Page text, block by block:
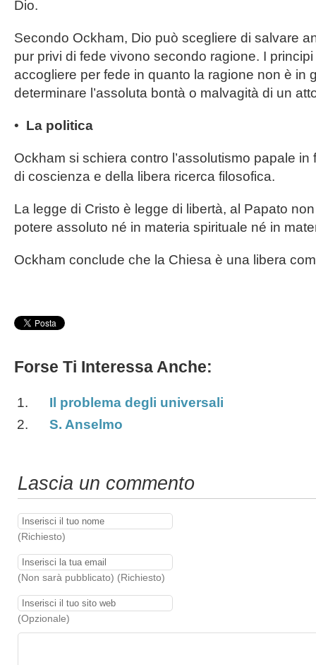
Dio.
Secondo Ockham, Dio può scegliere di salvare
pur privi di fede vivono secondo ragione. I
accogliere per fede in quanto la ragione non è in
determinare l’assoluta bontà o malvagità di un
• La politica
Ockham si schiera contro l’assolutismo papale in
di coscienza e della libera ricerca filosofica.
La legge di Cristo è legge di libertà, al Papato
potere assoluto né in materia spirituale né in
Ockham conclude che la Chiesa è una libera
Forse Ti Interessa Anche:
Il problema degli universali
S. Anselmo
Lascia un commento
(Richiesto)
(Non sarà pubblicato) (Richiesto)
(Opzionale)